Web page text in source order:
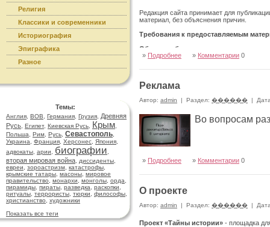
Религия
Классики и современники
Историография
Эпиграфика
Разное
Темы:
Англия ВОВ Германия Грузия
Древняя
Русь Египет, Киевская Русь Крым
Польша
Рим Русь Севастополь
Украина
Франция Херсонес Япония
адвокаты арии биографии
вторая мировая война диссиденты
евреи
зороастризм катастрофы
крымские татары масоны мировое
правительство
монархи монголы орда
пирамиды пираты разведка раскопки
ритуалы террористы тюрки философы
христианство
художники
Показать все теги
Редакция сайта принимает для
материал, без объяснения причин.
Требования к предоставляемым
Общие требования:
Публикации предоставлять по адресу
admin@secrethistory.su
Запрещается републикация из других
Все публикации предоставляются в
Желательно разбиение на главы,
Желательны иллюстрации, фотографии,
Имеющиеся сравнительные таблицы,
Иллюстрации присылаются
(подписями).
Возможно добавление видео в статью –
Заметка:
Объём – от 1000 знаков.
Преимущественно авторский текст, за
Краткое изложение содержания статьи
» Подробнее » Комментарии 0
Реклама
Автор: admin | Раздел: ������ |
Во вопросам
» Подробнее » Комментарии 0
О проекте
Автор: admin | Раздел: ������ |
Проект «Тайны истории» - площадка